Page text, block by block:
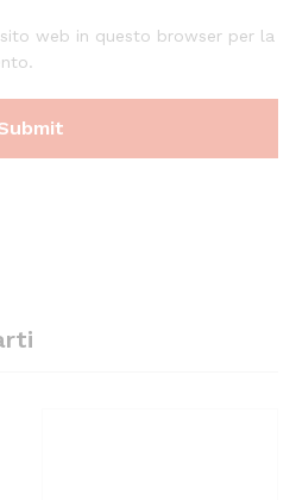
web in questo browser per la